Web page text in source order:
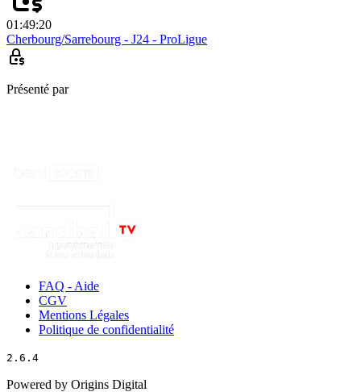
01:49:20
Cherbourg/Sarrebourg - J24 - ProLigue
Présenté par
FAQ - Aide
CGV
Mentions Légales
Politique de confidentialité
2.6.4
Powered by Origins Digital